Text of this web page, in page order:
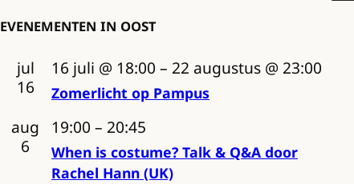
Evenementen in Oost
jul
16
16 juli @ 18:00 – 22 augustus @ 23:00
Zomerlicht op Pampus
aug
6
19:00 – 20:45
When is costume? Talk & Q&A door
Rachel Hann (UK)